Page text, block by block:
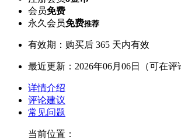
会员免费
永久会员免费推荐
有效期：购买后 365 天内有效
最近更新：2026年06月06日（可在评
详情介绍
评论建议
常见问题
当前位置：